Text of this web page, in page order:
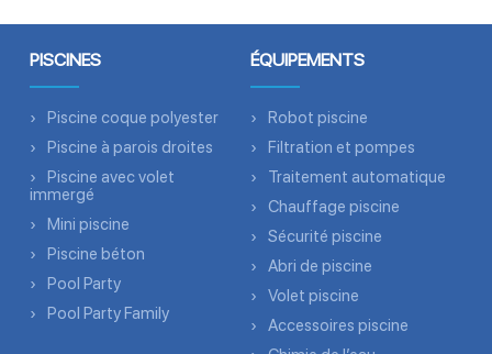
PISCINES
Piscine coque polyester
Piscine à parois droites
Piscine avec volet
immergé
Mini piscine
Piscine béton
Pool Party
Pool Party Family
ÉQUIPEMENTS
Robot piscine
Filtration et pompes
Traitement automatique
Chauffage piscine
Sécurité piscine
Abri de piscine
Volet piscine
Accessoires piscine